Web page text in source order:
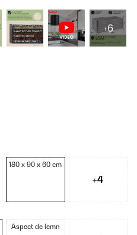
+6
180 x 90 x 60 cm
+4
Aspect de lemn